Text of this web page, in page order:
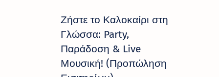
πλούσιο και πολυσυλλεκτικό
πρόγραμμα εκδ…
Ζήστε το Καλοκαίρι στη
Γλώσσα: Party,
Παράδοση & Live
Μουσική! (Προπώληση